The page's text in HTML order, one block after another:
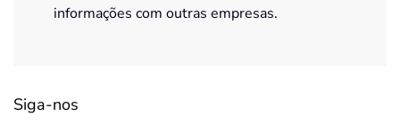
informações com outras empresas.
Siga-nos